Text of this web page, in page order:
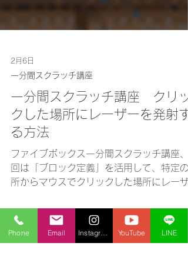
2月6日
一分間スクラッチ講座
一分間スクラッチ講座 クリッ
クした場所にレーザーを発射す
る方法
ファイブボックス一分間スクラッチ講座、
回は「ブロック定義」を活用して、特定の
所からマウスでクリックした場所にレーザ
Phone Email YouTube LINE